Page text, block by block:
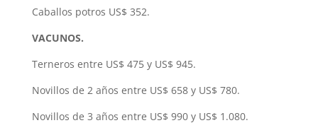
Caballos potros US$ 352.
VACUNOS.
Terneros entre US$ 475 y US$ 945.
Novillos de 2 años entre US$ 658 y US$ 780.
Novillos de 3 años entre US$ 990 y US$ 1.080.